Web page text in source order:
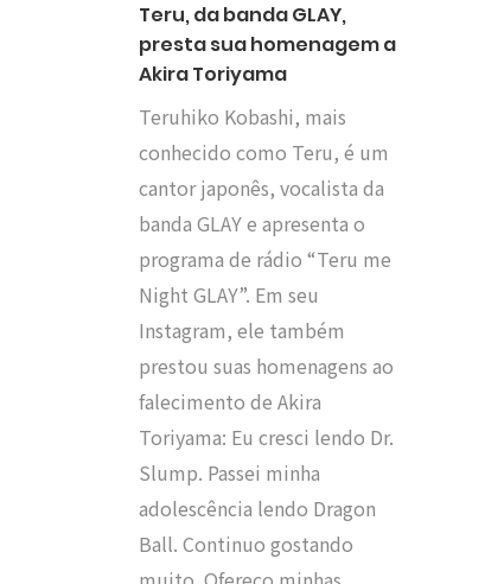
Teru, da banda GLAY,
presta sua homenagem a
Akira Toriyama
Teruhiko Kobashi, mais
conhecido como Teru, é um
cantor japonês, vocalista da
banda GLAY e apresenta o
programa de rádio “Teru me
Night GLAY”. Em seu
Instagram, ele também
prestou suas homenagens ao
falecimento de Akira
Toriyama: Eu cresci lendo Dr.
Slump. Passei minha
adolescência lendo Dragon
Ball. Continuo gostando